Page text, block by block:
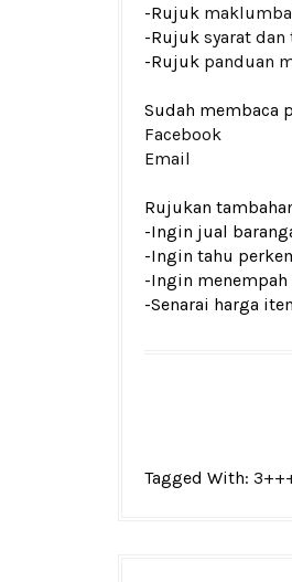
-Rujuk
-Rujuk syarat dan
-Rujuk panduan
Sudah membaca
Facebook
Email
Rujukan
-Ingin jual
-Ingin tahu
-Ingin
-Senarai harga
Tagged With: